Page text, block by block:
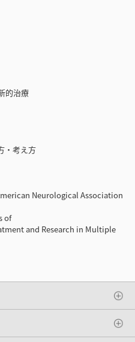
的治療
・考え方
Neurological Association
of
and Research in Multiple